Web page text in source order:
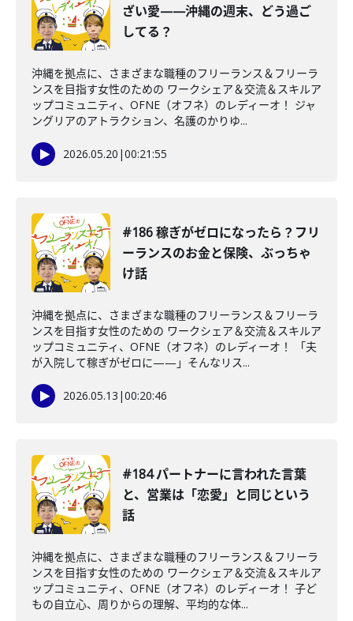
ざい愛——沖縄の週末、どう過ご
してる？
沖縄を拠点に、さまざまな職種のフリーランス＆フリーラ
ンスを目指す女性のための ワークシェア＆交流＆スキルア
ップコミュニティ、OFNE（オフネ）のレディーオ！ ジャ
ングリアのアトラクション、名護のかりゆ...
2026.05.20 |00:21:55
#186 稼ぎがゼロになったら？フリ
ーランスのお金と保険、ぶっちゃ
け話
沖縄を拠点に、さまざまな職種のフリーランス＆フリーラ
ンスを目指す女性のための ワークシェア＆交流＆スキルア
ップコミュニティ、OFNE（オフネ）のレディーオ！ 「夫
が入院して稼ぎがゼロに——」そんなリス...
2026.05.13 |00:20:46
#184 パートナーに言われた言葉
と、営業は「恋愛」と同じという
話
沖縄を拠点に、さまざまな職種のフリーランス＆フリーラ
ンスを目指す女性のための ワークシェア＆交流＆スキルア
ップコミュニティ、OFNE（オフネ）のレディーオ！ 子ど
もの自立心、周りからの理解、平均的な体...